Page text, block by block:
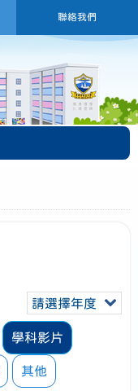
聯絡我們
請選擇年度
學科影片
其他